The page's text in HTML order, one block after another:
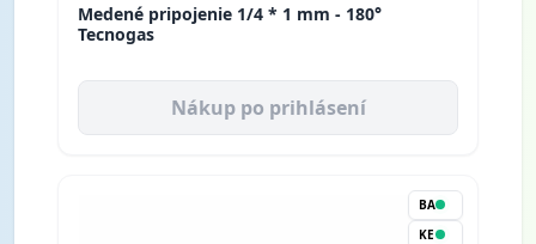
Medené pripojenie 1/4 * 1 mm - 180°
Tecnogas
Nákup po prihlásení
BA
KE